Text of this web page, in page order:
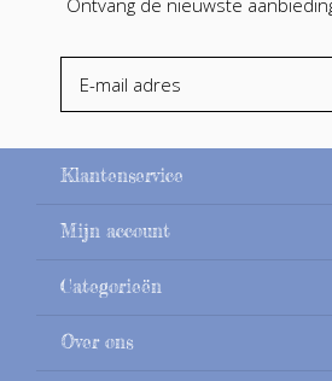
Ontvang de nieuwste
Klantenservice
Mijn account
Categorieën
Over ons